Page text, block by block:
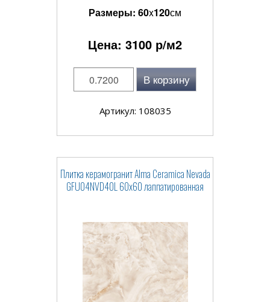
Размеры: 60x120см
Цена: 3100 р/м2
В корзину
Артикул: 108035
Плитка керамогранит Alma Ceramica Nevada
GFU04NVD40L 60x60 лаппатированная